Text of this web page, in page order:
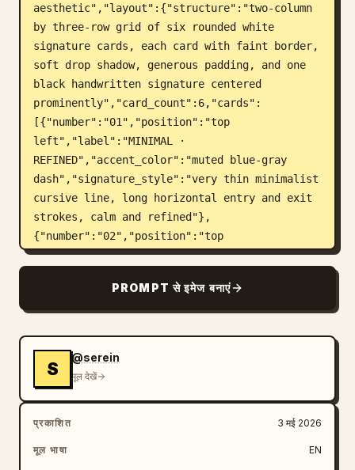
aesthetic","layout":{"structure":"two-column
by three-row grid of six rounded white
signature cards, each card with faint border,
soft drop shadow, generous padding, and one
black handwritten signature centered
prominently","card_count":6,"cards":
[{"number":"01","position":"top
left","label":"MINIMAL ·
REFINED","accent_color":"muted blue-gray
dash","signature_style":"very thin minimalist
cursive line, long horizontal entry and exit
strokes, calm and refined"},
{"number":"02","position":"top
right","label":"BOLD ·
dash","signature_style":"large bold angular
cursive, thick black strokes, dramatic upward
upper right"},
{"number":"03","position":"middle
left","label":"CASUAL ·
EFFORTLESS","accent_color":"olive green
dash","signature_style":"loose casual flowing
handwriting, oversized initial capital,
PROMPT से इमेज बनाएं
S
@serein
मूल देखें
प्रकाशित 3 मई 2026
मूल भाषा EN